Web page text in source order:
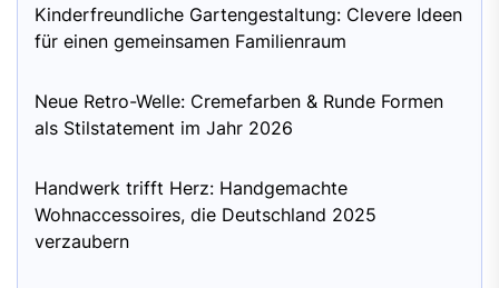
Kinderfreundliche Gartengestaltung: Clevere Ideen
für einen gemeinsamen Familienraum
Neue Retro-Welle: Cremefarben & Runde Formen
als Stilstatement im Jahr 2026
Handwerk trifft Herz: Handgemachte
Wohnaccessoires, die Deutschland 2025
verzaubern